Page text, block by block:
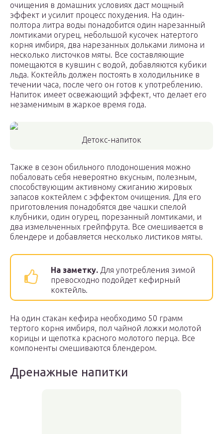
очищения в домашних условиях даст мощный
эффект и усилит процесс похудения. На один-
полтора литра воды понадобится один нарезанный
ломтиками огурец, небольшой кусочек натертого
корня имбиря, два нарезанных дольками лимона и
несколько листочков мяты. Все составляющие
помещаются в кувшин с водой, добавляются кубики
льда. Коктейль должен постоять в холодильнике в
течении часа, после чего он готов к употреблению.
Напиток имеет освежающий эффект, что делает его
незаменимым в жаркое время года.
Детокс-напиток
Также в сезон обильного плодоношения можно
побаловать себя невероятно вкусным, полезным,
способствующим активному сжиганию жировых
запасов коктейлем с эффектом очищения. Для его
приготовления понадобятся две чашки спелой
клубники, один огурец, порезанный ломтиками, и
два измельченных грейпфрута. Все смешивается в
блендере и добавляется несколько листиков мяты.
На заметку. Для употребления зимой
превосходно подойдет кефирный
коктейль.
На один стакан кефира необходимо 50 грамм
тертого корня имбиря, пол чайной ложки молотой
корицы и щепотка красного молотого перца. Все
компоненты смешиваются блендером.
Дренажные напитки